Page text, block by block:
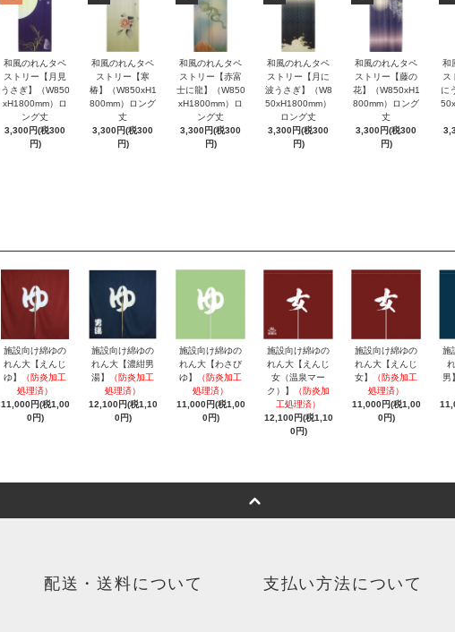
和風のれんタペ
ストリー【月見
うさぎ】（W850
xH1800mm）ロ
ング丈
3,300円(税300
円)
和風のれんタペ
ストリー【寒
椿】（W850xH1
800mm）ロング
丈
3,300円(税300
円)
和風のれんタペ
ストリー【赤富
士に龍】（W850
xH1800mm）ロ
ング丈
3,300円(税300
円)
和風のれんタペ
ストリー【月に
波うさぎ】（W8
50xH1800mm）
ロング丈
3,300円(税300
円)
和風のれんタペ
ストリー【藤の
花】（W850xH1
800mm）ロング
丈
3,300円(税300
円)
和
ス
に
施設向け綿ゆの
れん大【えんじ
ゆ】
（防炎加工
処理済）
11,000円(税1,00
0円)
施設向け綿ゆの
れん大【濃紺男
湯】
（防炎加工
処理済）
12,100円(税1,10
0円)
施設向け綿ゆの
れん大【わさび
ゆ】
（防炎加工
処理済）
11,000円(税1,00
0円)
施設向け綿ゆの
れん大【えんじ
女（温泉マー
ク）】
（防炎加
工処理済）
12,100円(税1,10
0円)
施設向け綿ゆの
れん大【えんじ
女】
（防炎加工
処理済）
11,000円(税1,00
0円)
施
男】
配送・送料について 支払い方法について